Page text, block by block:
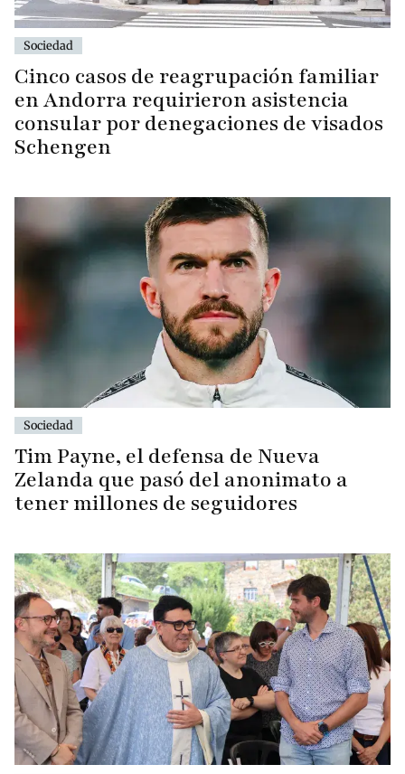
Sociedad
Cinco casos de reagrupación familiar
en Andorra requirieron asistencia
consular por denegaciones de visados
Schengen
Sociedad
Tim Payne, el defensa de Nueva
Zelanda que pasó del anonimato a
tener millones de seguidores